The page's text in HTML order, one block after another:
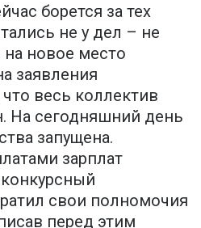
борется за тех
не у дел – не
на новое место
заявления
что весь коллектив
На сегодняшний день
запущена.
зарплат
свои полномочия
перед этим